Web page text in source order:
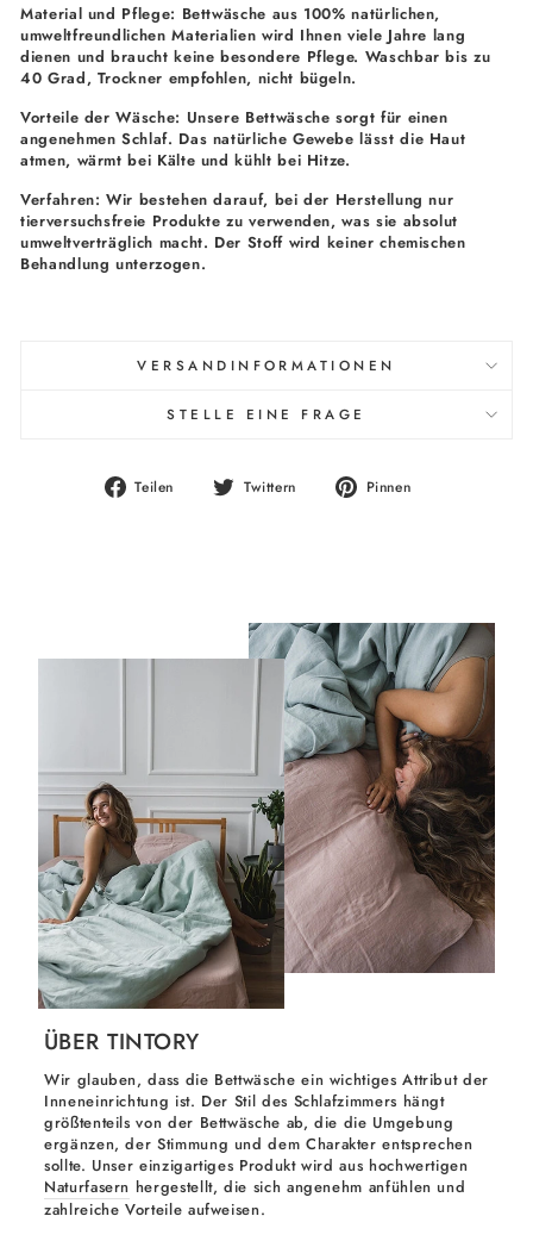
Material und Pflege: Bettwäsche aus 100% natürlichen,
umweltfreundlichen Materialien wird Ihnen viele Jahre lang
dienen und braucht keine besondere Pflege. Waschbar bis zu
40 Grad, Trockner empfohlen, nicht bügeln.
Vorteile der Wäsche: Unsere Bettwäsche sorgt für einen
angenehmen Schlaf. Das natürliche Gewebe lässt die Haut
atmen, wärmt bei Kälte und kühlt bei Hitze.
Verfahren: Wir bestehen darauf, bei der Herstellung nur
tierversuchsfreie Produkte zu verwenden, was sie absolut
umweltverträglich macht. Der Stoff wird keiner chemischen
Behandlung unterzogen.
VERSANDINFORMATIONEN
STELLE EINE FRAGE
Teilen
Auf
Twittern
Auf
Pinnen
ÜBER TINTORY
Wir glauben, dass die Bettwäsche ein wichtiges Attribut der
Inneneinrichtung ist. Der Stil des Schlafzimmers hängt
größtenteils von der Bettwäsche ab, die die Umgebung
ergänzen, der Stimmung und dem Charakter entsprechen
sollte. Unser einzigartiges Produkt wird aus hochwertigen
Naturfasern hergestellt, die sich angenehm anfühlen und
zahlreiche Vorteile aufweisen.